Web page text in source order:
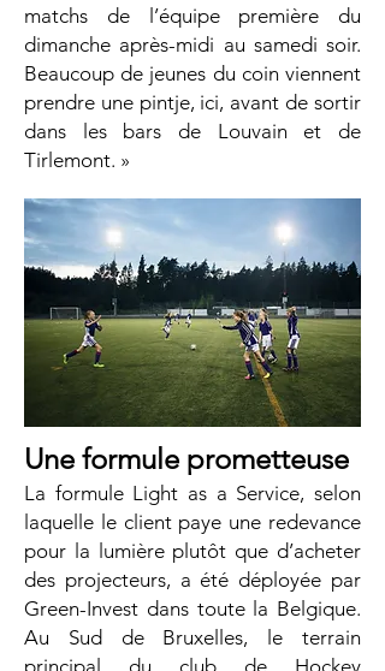
matchs de l’équipe première du
dimanche après-midi au samedi soir.
Beaucoup de jeunes du coin viennent
prendre une pintje, ici, avant de sortir
dans les bars de Louvain et de
Tirlemont. »
Une formule prometteuse
La formule Light as a Service, selon
laquelle le client paye une redevance
pour la lumière plutôt que d’acheter
des projecteurs, a été déployée par
Green-Invest dans toute la Belgique.
Au Sud de Bruxelles, le terrain
principal du club de Hockey